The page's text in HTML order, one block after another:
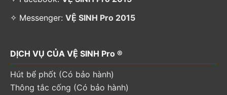
✧ Messenger: VỆ SINH Pro 2015
DỊCH VỤ CỦA VỆ SINH Pro ®
Hút bể phốt (Có bảo hành)
Thông tắc cống (Có bảo hành)